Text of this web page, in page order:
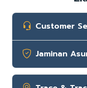
Customer
Jaminan